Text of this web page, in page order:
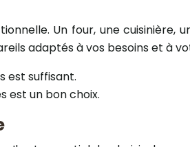
Un four, une
adaptés à vos besoins et à
est suffisant.
est un bon choix.